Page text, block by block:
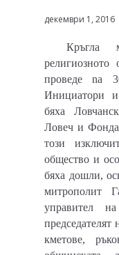
декември 1, 2016
Кръгла
религиозното
проведе na
Инициатори и
бяха
Ловеч и
този
общество и
бяха дошли,
митрополит
управител
председателят
кметове,